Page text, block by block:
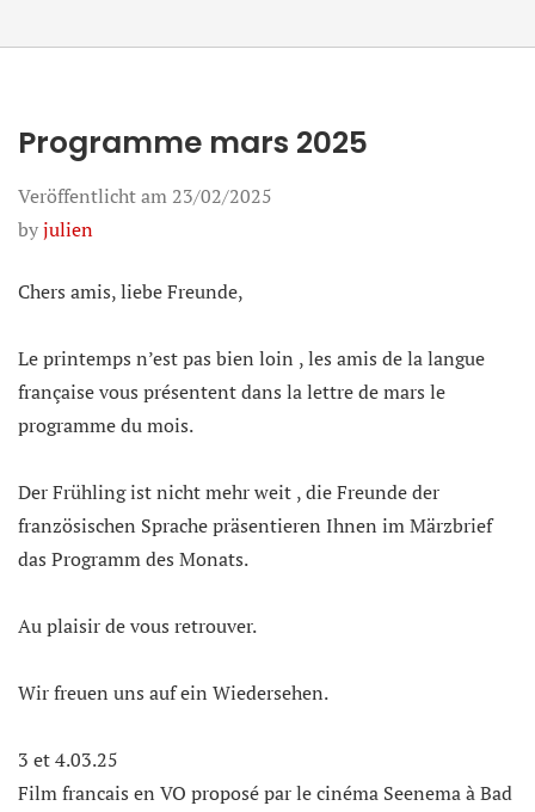
Programme mars 2025
Veröffentlicht am 23/02/2025
byjulien
Chers amis, liebe Freunde,
Le printemps n’est pas bien loin , les amis de la langue
française vous présentent dans la lettre de mars le
programme du mois.
Der Frühling ist nicht mehr weit , die Freunde der
französischen Sprache präsentieren Ihnen im Märzbrief
das Programm des Monats.
Au plaisir de vous retrouver.
Wir freuen uns auf ein Wiedersehen.
3 et 4.03.25
Film francais en VO proposé par le cinéma Seenema à Bad